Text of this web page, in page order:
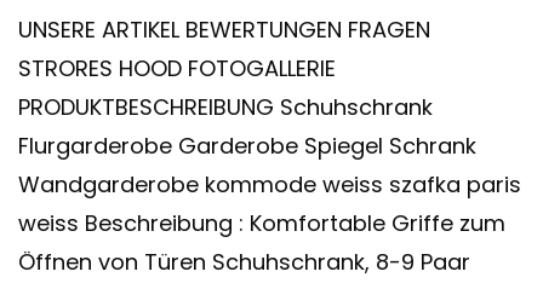
UNSERE ARTIKEL BEWERTUNGEN FRAGEN
STRORES HOOD FOTOGALLERIE
PRODUKTBESCHREIBUNG Schuhschrank
Flurgarderobe Garderobe Spiegel Schrank
Wandgarderobe kommode weiss szafka paris
weiss Beschreibung : Komfortable Griffe zum
Öffnen von Türen Schuhschrank, 8-9 Paar